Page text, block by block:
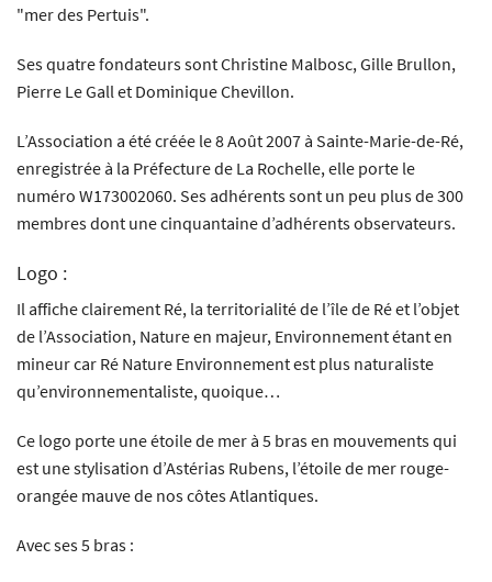
"mer des Pertuis".
Ses quatre fondateurs sont Christine Malbosc, Gille Brullon,
Pierre Le Gall et Dominique Chevillon.
L’Association a été créée le 8 Août 2007 à Sainte-Marie-de-Ré,
enregistrée à la Préfecture de La Rochelle, elle porte le
numéro W173002060. Ses adhérents sont un peu plus de 300
membres dont une cinquantaine d’adhérents observateurs.
Logo :
Il affiche clairement Ré, la territorialité de l’île de Ré et l’objet
de l’Association, Nature en majeur, Environnement étant en
mineur car Ré Nature Environnement est plus naturaliste
qu’environnementaliste, quoique…
Ce logo porte une étoile de mer à 5 bras en mouvements qui
est une stylisation d’Astérias Rubens, l’étoile de mer rouge-
orangée mauve de nos côtes Atlantiques.
Avec ses 5 bras :